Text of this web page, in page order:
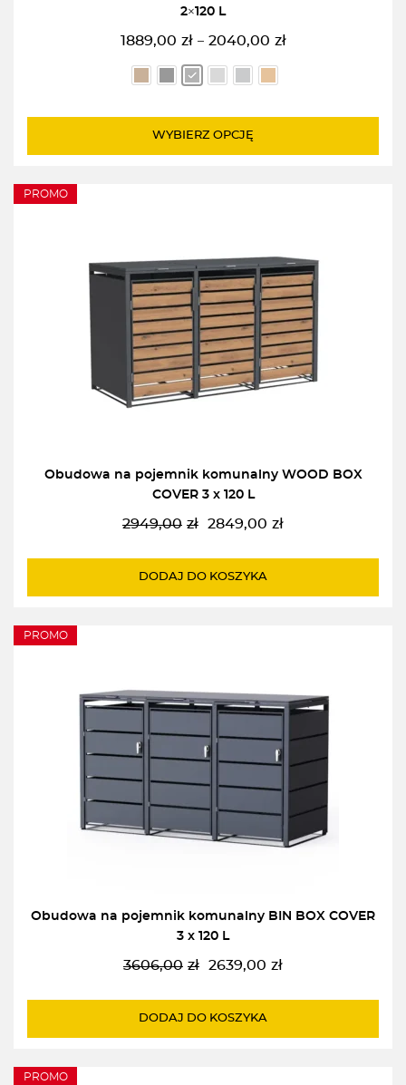
2×120 L
1889,00 zł – 2040,00 zł
Zakres
cen:
od
do
WYBIERZ OPCJĘ
PROMO
Obudowa na pojemnik komunalny WOOD BOX
COVER 3 x 120 L
2949,00 zł
Pierwotna
wynosiła:
2849,00 zł
Aktualna
wynosi:
DODAJ DO KOSZYKA
PROMO
Obudowa na pojemnik komunalny BIN BOX COVER
3 x 120 L
3606,00 zł
Pierwotna
wynosiła:
2639,00 zł
Aktualna
wynosi:
DODAJ DO KOSZYKA
PROMO